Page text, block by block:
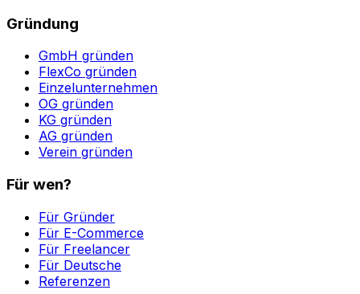
Gründung
GmbH gründen
FlexCo gründen
Einzelunternehmen
OG gründen
KG gründen
AG gründen
Verein gründen
Für wen?
Für Gründer
Für E-Commerce
Für Freelancer
Für Deutsche
Referenzen